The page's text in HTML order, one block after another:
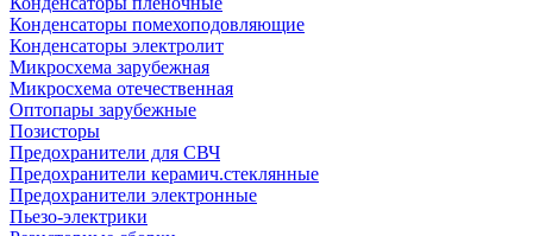
Конденсаторы помехоподовляющие
Конденсаторы электролит
Микросхема зарубежная
Микросхема отечественная
Оптопары зарубежные
Позисторы
Предохранители для СВЧ
Предохранители керамич.стеклянные
Предохранители электронные
Пьезо-электрики